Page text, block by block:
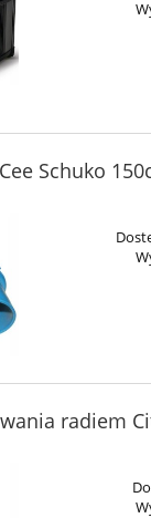
Schuko
radiem